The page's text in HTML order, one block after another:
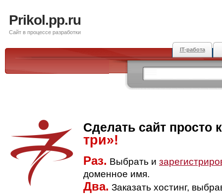
Prikol.pp.ru
Сайт в процессе разработки
IT-работа
Сделать сайт просто
три»!
Раз. Выбрать и
доменное имя.
Два. Заказать хостинг,